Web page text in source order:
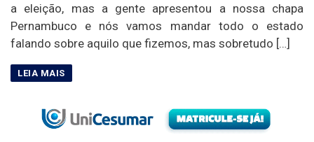
a eleição, mas a gente apresentou a nossa chapa
Pernambuco e nós vamos mandar todo o estado
falando sobre aquilo que fizemos, mas sobretudo […]